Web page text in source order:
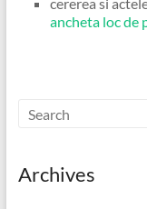
ancheta loc de
Archives